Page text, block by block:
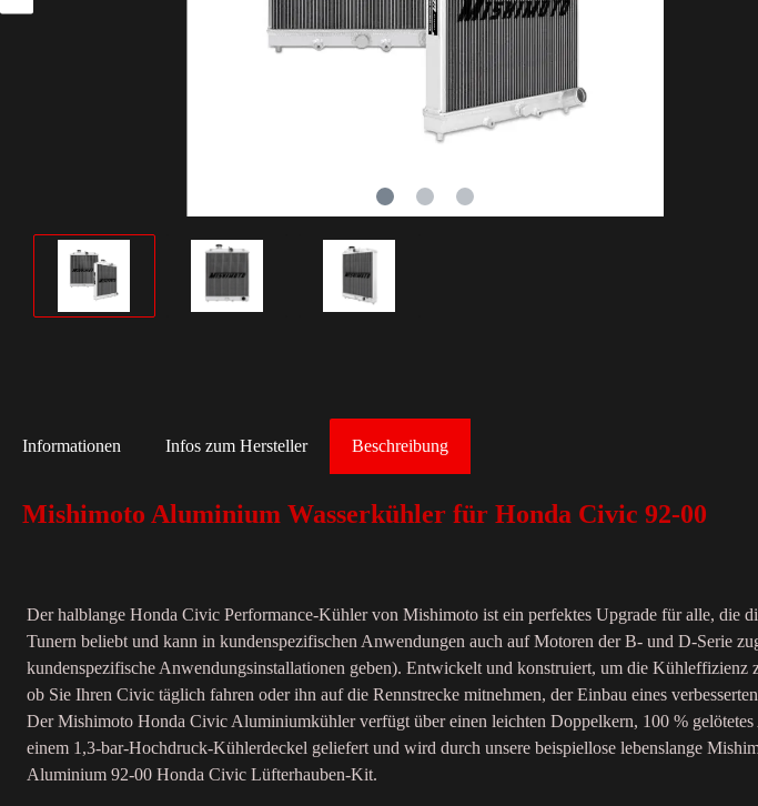
Beschreibung
Informationen Infos zum Hersteller
Mishimoto Aluminium Wasserkühler für Honda Civic 92-00
Der halblange Honda Civic Performance-Kühler von Mishimoto ist ein perfektes Upgrade für alle,
Tunern beliebt und kann in kundenspezifischen Anwendungen auch auf Motoren der B- und D-Serie
kundenspezifische Anwendungsinstallationen geben). Entwickelt und konstruiert, um die
ob Sie Ihren Civic täglich fahren oder ihn auf die Rennstrecke mitnehmen, der Einbau eines
Der Mishimoto Honda Civic Aluminiumkühler verfügt über einen leichten Doppelkern, 100 %
einem 1,3-bar-Hochdruck-Kühlerdeckel geliefert und wird durch unsere beispiellose lebenslange
Aluminium 92-00 Honda Civic Lüfterhauben-Kit.